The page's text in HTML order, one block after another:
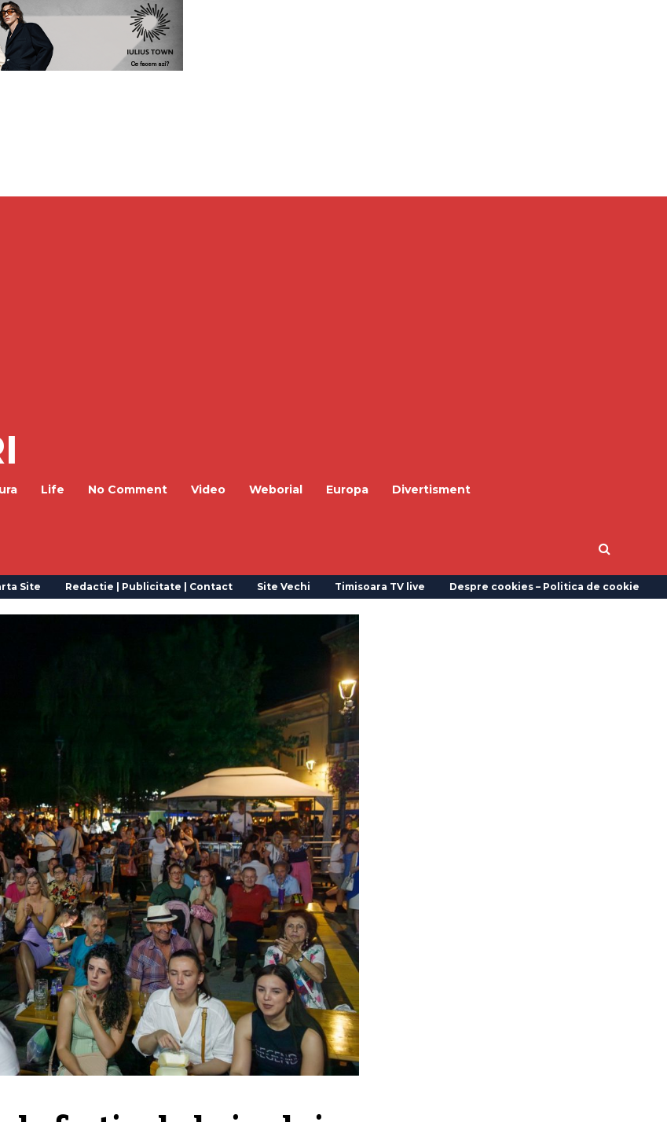
Life No Comment Video Weborial Europa
Divertisment
Site Redactie | Publicitate | Contact Site Vechi Timisoara TV live Despre cookies – Politica de cookie